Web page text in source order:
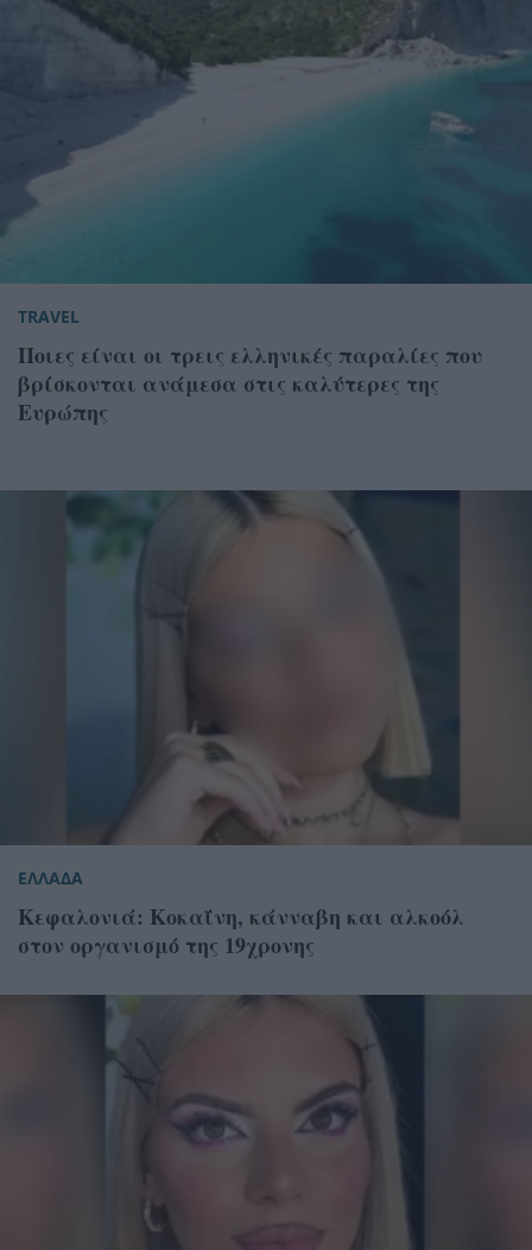
TRAVEL
Ποιες είναι οι τρεις ελληνικές παραλίες που
βρίσκονται ανάμεσα στις καλύτερες της
Ευρώπης
ΕΛΛΑΔΑ
Κεφαλονιά: Κοκαΐνη, κάνναβη και αλκοόλ
στον οργανισμό της 19χρονης